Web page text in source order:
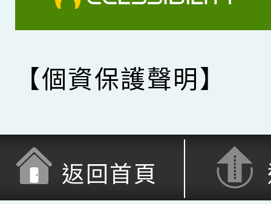
【個資保護聲明】
返回首頁